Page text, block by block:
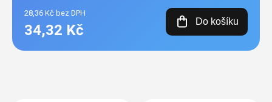
28,36 Kč bez DPH
34,32 Kč
Do košíku